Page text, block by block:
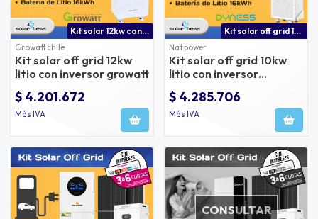
Kit solar 12kw con batería de litio con inversor growatt
Growatt chile
Kit solar off grid 12kw
litio con inversor growatt
$ 4.201.672
Más IVA
Kit solar off grid 10kw litio
Nat power
Kit solar off grid 10kw
litio con inversor
natpower
$ 4.285.706
Más IVA
CONSULTAR